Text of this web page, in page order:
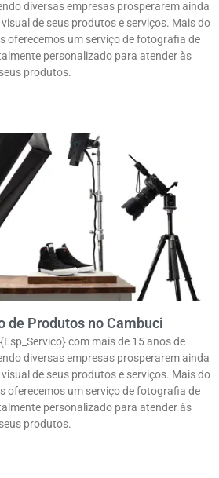
diversas empresas prosperarem ainda
de seus produtos e serviços. Mais do
oferecemos um serviço de fotografia de
personalizado para atender às
produtos.
de Produtos no Cambuci
com mais de 15 anos de
diversas empresas prosperarem ainda
de seus produtos e serviços. Mais do
oferecemos um serviço de fotografia de
personalizado para atender às
produtos.